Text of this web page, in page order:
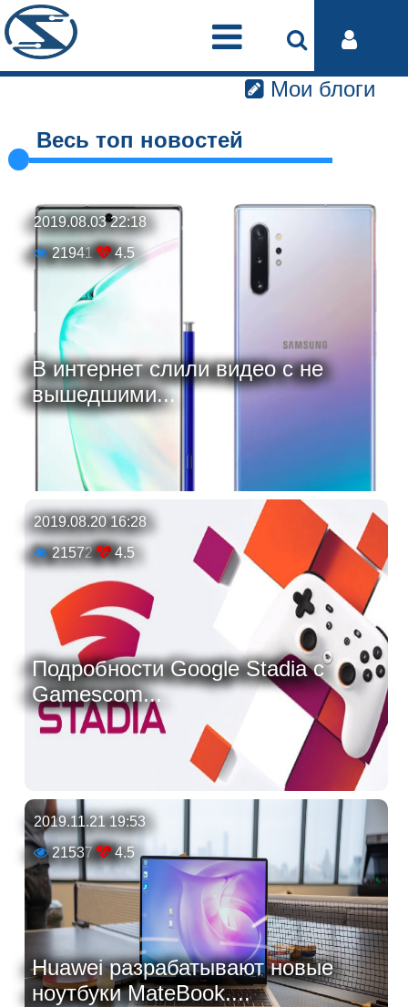
Мои блоги
Весь топ новостей
2019.08.03 22:18
21941
4.5
В интернет слили видео с не
вышедшими...
2019.08.20 16:28
21572
4.5
Подробности Google Stadia c
Gamescom...
2019.11.21 19:53
21537
4.5
Huawei разрабатывают новые
ноутбуки MateBook....